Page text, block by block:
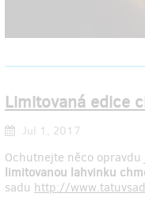
Limitovaná edice
Jul 1, 2017
Ochutnejte něco
limitovanou lahvinku
sadu http://